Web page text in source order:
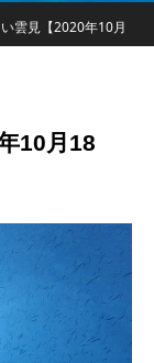
雲見【2020年10月
10月18